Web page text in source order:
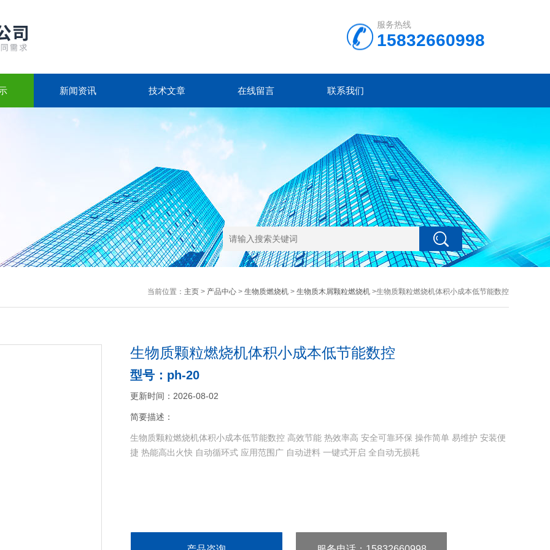
服务热线
15832660998
新闻资讯 技术文章 在线留言 联系我们
当前位置： 主页> 产品中心> 生物质燃烧机> 生物质木屑颗粒燃烧机>生物质颗粒燃烧机体积小成本低节能数控
生物质颗粒燃烧机体积小成本低节能数控
型号：ph-20
更新时间：2026-08-02
简要描述：
生物质颗粒燃烧机体积小成本低节能数控 高效节能 热效率高 安全可靠环保 操作简单 易维护 安装便
捷 热能高出火快 自动循环式 应用范围广 自动进料 一键式开启 全自动无损耗